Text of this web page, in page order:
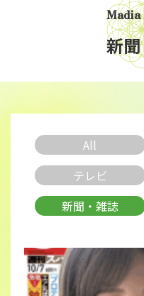
Madia
新
All
テレビ
新聞・雑誌